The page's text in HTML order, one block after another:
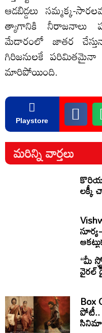
ఆడబిడ్డలు సమ్మక్క-
త్యాగానికి నీరాజనాలు
మేడారంలో జాతర
గిరిజనులకే
మారిపోయింది.
Playstore
మరిన్ని వార్తలు
లక్కీ
“మీ
వైరల్
Box
పోటీ..